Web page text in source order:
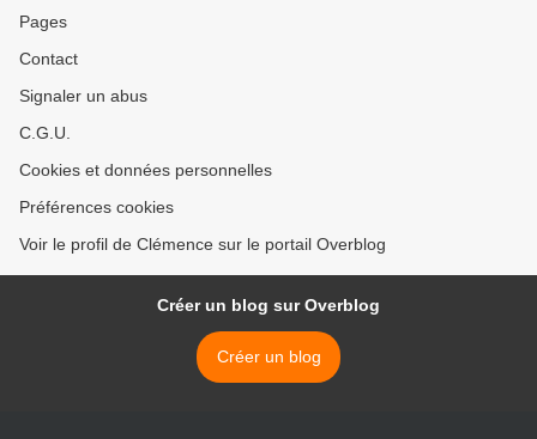
Pages
Contact
Signaler un abus
C.G.U.
Cookies et données personnelles
Préférences cookies
Voir le profil de Clémence sur le portail Overblog
Créer un blog sur Overblog
Créer un blog